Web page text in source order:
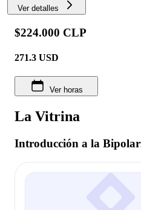
Ver detalles
$224.000 CLP
271.3 USD
Ver horas
La Vitrina
Introducción a la